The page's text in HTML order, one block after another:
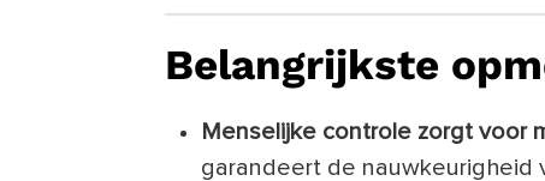
Belangrijkste
Menselijke controle zorgt voor
garandeert de nauwkeurigheid